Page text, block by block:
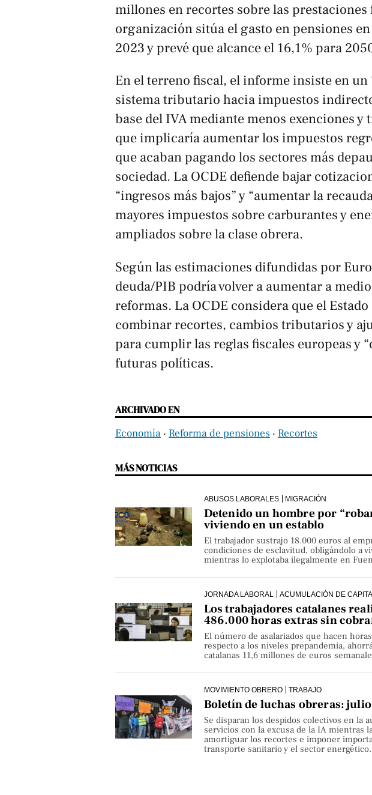
millones en recortes sobre las prestaciones
organización sitúa el gasto en pensiones
2023 y prevé que alcance el 16,1% para
En el terreno fiscal, el informe insiste en
sistema tributario hacia impuestos
base del IVA mediante menos exenciones y
que implicaría aumentar los impuestos
que acaban pagando los sectores más
sociedad. La OCDE defiende bajar
“ingresos más bajos” y “aumentar la
mayores impuestos sobre carburantes y
ampliados sobre la clase obrera.
Según las estimaciones difundidas por
deuda/PIB podría volver a aumentar a
reformas. La OCDE considera que el Estado
combinar recortes, cambios tributarios y
para cumplir las reglas fiscales europeas y
futuras políticas.
ARCHIVADO EN
Economía ‧ Reforma de pensiones ‧ Recortes
MÁS NOTICIAS
ABUSOS LABORALES MIGRACIÓN
Detenido un hombre por
viviendo en un establo
El trabajador sustrajo 18.000 euros al
condiciones de esclavitud, obligándolo a
mientras lo explotaba ilegalmente en
JORNADA LABORAL ACUMULACIÓN DE
Los trabajadores catalanes
486.000 horas extras sin
El número de asalariados que hacen
respecto a los niveles prepandemia,
catalanas 11,6 millones de euros
MOVIMIENTO OBRERO TRABAJO
Boletín de luchas obreras:
Se disparan los despidos colectivos en la
servicios con la excusa de la IA mientras
amortiguar los recortes e imponer
transporte sanitario y el sector energético.